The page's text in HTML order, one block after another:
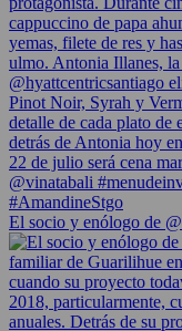
El socio y enólogo de